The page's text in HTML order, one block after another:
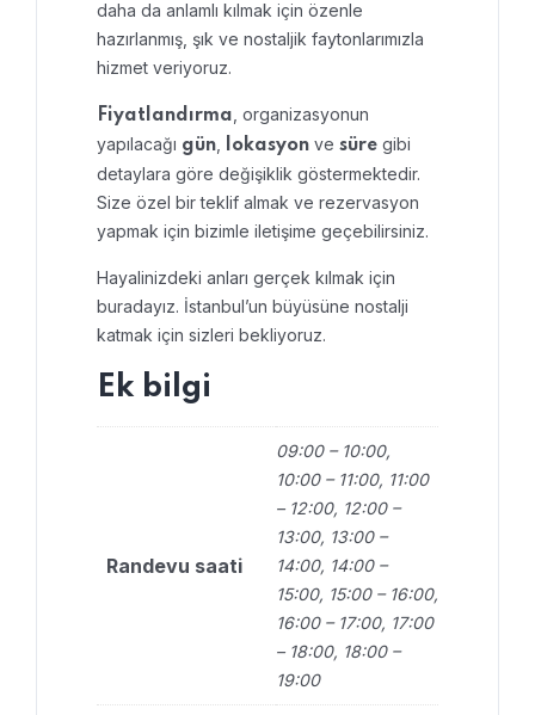
daha da anlamlı kılmak için özenle
hazırlanmış, şık ve nostaljik faytonlarımızla
hizmet veriyoruz.
Fiyatlandırma , organizasyonun
yapılacağı gün lokasyon ve süre gibi
detaylara göre değişiklik göstermektedir.
Size özel bir teklif almak ve rezervasyon
yapmak için bizimle iletişime geçebilirsiniz.
Hayalinizdeki anları gerçek kılmak için
buradayız. İstanbul’un büyüsüne nostalji
katmak için sizleri bekliyoruz.
Ek bilgi
Randevu saati
09:00 – 10:00,
10:00 – 11:00, 11:00
– 12:00, 12:00 –
13:00, 13:00 –
14:00, 14:00 –
15:00, 15:00 – 16:00,
16:00 – 17:00, 17:00
– 18:00, 18:00 –
19:00